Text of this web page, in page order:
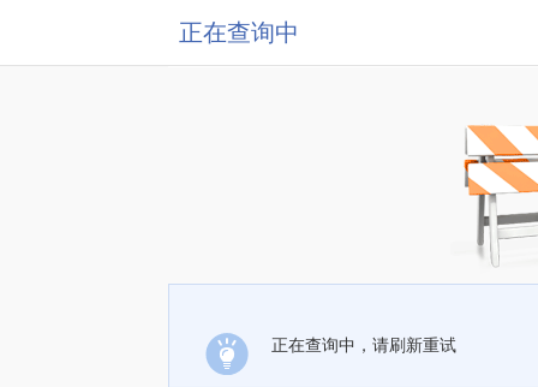
正在查询中
正在查询中，请刷新重试